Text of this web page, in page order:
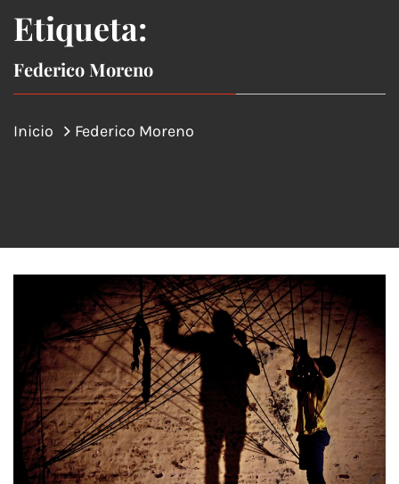
Etiqueta:
Federico Moreno
Inicio Federico Moreno